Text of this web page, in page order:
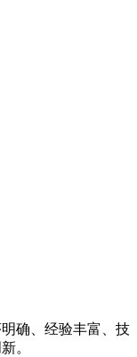
确、经验丰富、技
。